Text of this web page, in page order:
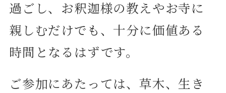
過ごし、お釈迦様の教えやお寺に
親しむだけでも、十分に価値ある
時間となるはずです。
ご参加にあたっては、草木、生き